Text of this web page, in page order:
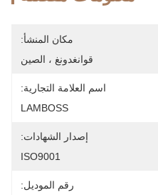
مكان المنشأ:
قوانغدونغ ، الصين
اسم العلامة التجارية:
LAMBOSS
إصدار الشهادات:
ISO9001
رقم الموديل: